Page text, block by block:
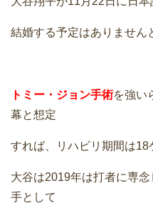
結婚する予定はありません
トミー・ジョン手術を強い
幕と想定
すれば、リハビリ期間は18
大谷は2019年は打者に専
手として